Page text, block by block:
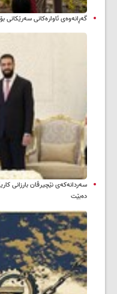
گەڕانەوەی ئاوارەکانی سەرێکانی بۆ ۱۰ی ئاب دواخراوە
سه‌ردانه‌کەی نێچیرڤان بارزانی
ده‌بێت